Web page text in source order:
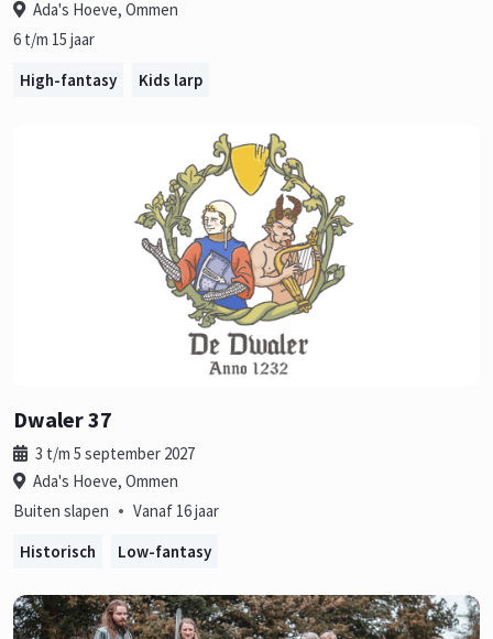
Ada's Hoeve, Ommen
6 t/m 15 jaar
High-fantasy
Kids larp
Dwaler 37
3 t/m 5 september 2027
Ada's Hoeve, Ommen
Buiten slapen • Vanaf 16 jaar
Historisch
Low-fantasy